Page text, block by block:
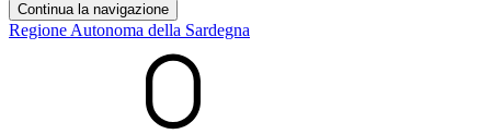
Continua la navigazione
Regione Autonoma della Sardegna